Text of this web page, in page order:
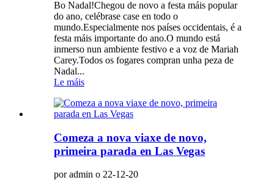
Bo Nadal!Chegou de novo a festa máis popular
do ano, celébrase case en todo o
mundo.Especialmente nos países occidentais, é a
festa máis importante do ano.O mundo está
inmerso nun ambiente festivo e a voz de Mariah
Carey.Todos os fogares compran unha peza de
Nadal...
Le máis
Comeza a nova viaxe de novo,
primeira parada en Las Vegas
por admin o 22-12-20